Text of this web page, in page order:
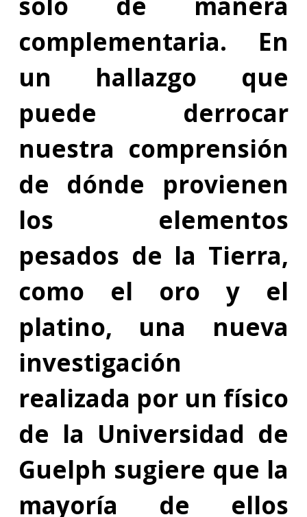
complementaria. En
un hallazgo que
puede derrocar
nuestra comprensión
de dónde provienen
los elementos
pesados de la Tierra,
como el oro y el
platino, una nueva
investigación
realizada por un físico
de la Universidad de
Guelph sugiere que la
mayoría de ellos